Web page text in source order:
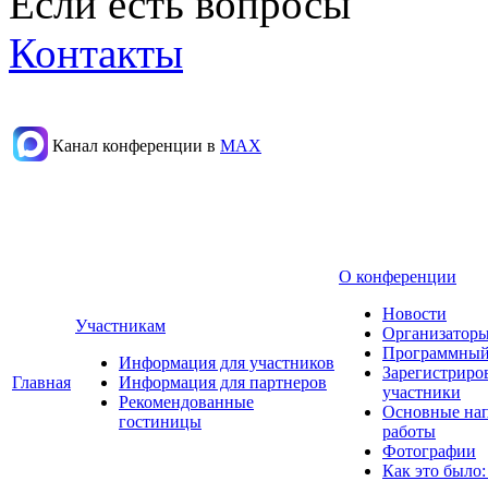
Контакты
Канал конференции в МАХ
Главная
Участникам
Информация для участников
Информация для партнеров
Рекомендованные
гостиницы
О конференции
Новости
участники
Основные
работы
Фотографии
Как это